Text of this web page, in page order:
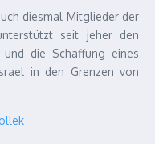
diesmal Mitglieder der
seit jeher den
und die Schaffung eines
in den Grenzen von